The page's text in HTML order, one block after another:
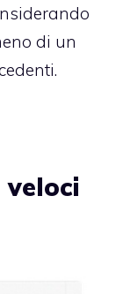
di un
veloci